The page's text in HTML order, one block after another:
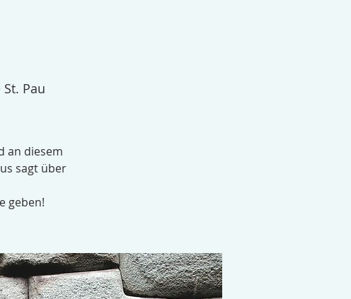
Pau
an diesem
sagt über
geben!